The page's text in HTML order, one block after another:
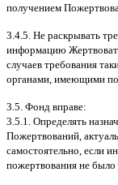
получением
3.4.5. Не раскрывать
информацию
случаев требования
органами имеющими
3.5. Фонд вправе:
3.5.1. Определять
Пожертвований
самостоятельно если
пожертвования не было